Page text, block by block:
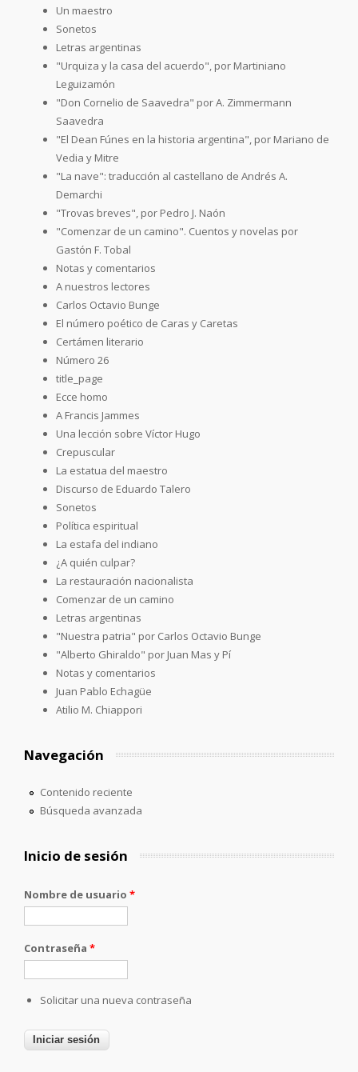
Un maestro
Sonetos
Letras argentinas
"Urquiza y la casa del acuerdo", por Martiniano
Leguizamón
"Don Cornelio de Saavedra" por A. Zimmermann
Saavedra
"El Dean Fúnes en la historia argentina", por Mariano de
Vedia y Mitre
"La nave": traducción al castellano de Andrés A.
Demarchi
"Trovas breves", por Pedro J. Naón
"Comenzar de un camino". Cuentos y novelas por
Gastón F. Tobal
Notas y comentarios
A nuestros lectores
Carlos Octavio Bunge
El número poético de Caras y Caretas
Certámen literario
Número 26
title_page
Ecce homo
A Francis Jammes
Una lección sobre Víctor Hugo
Crepuscular
La estatua del maestro
Discurso de Eduardo Talero
Sonetos
Política espiritual
La estafa del indiano
¿A quién culpar?
La restauración nacionalista
Comenzar de un camino
Letras argentinas
"Nuestra patria" por Carlos Octavio Bunge
"Alberto Ghiraldo" por Juan Mas y Pí
Notas y comentarios
Juan Pablo Echagüe
Atilio M. Chiappori
Navegación
Contenido reciente
Búsqueda avanzada
Inicio de sesión
Nombre de usuario *
Contraseña *
Solicitar una nueva contraseña